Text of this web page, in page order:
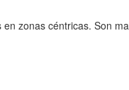
zonas céntricas. Son